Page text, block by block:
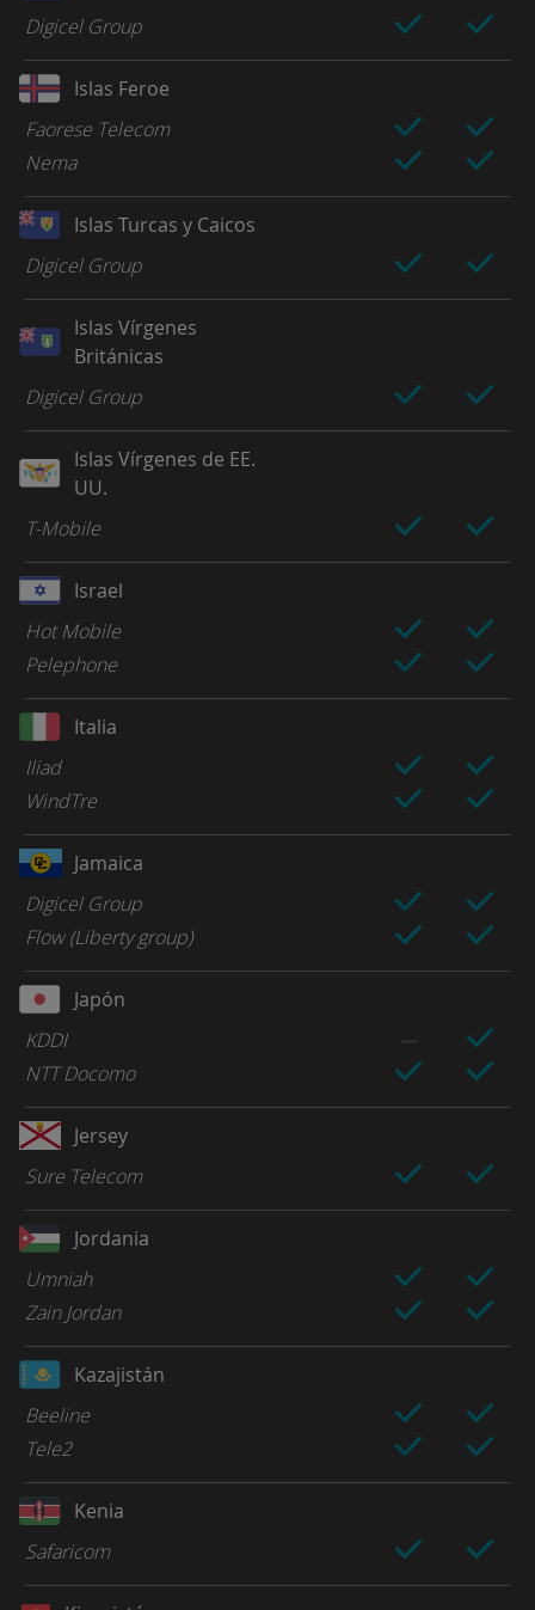
Digicel Group
Islas Feroe
Faorese Telecom
Nema
Islas Turcas y Caicos
Digicel Group
Islas Vírgenes
Británicas
Digicel Group
Islas Vírgenes de EE.
UU.
T-Mobile
Israel
Hot Mobile
Pelephone
Italia
Iliad
WindTre
Jamaica
Digicel Group
Flow (Liberty group)
Japón
KDDI
NTT Docomo
Jersey
Sure Telecom
Jordania
Umniah
Zain Jordan
Kazajistán
Beeline
Tele2
Kenia
Safaricom